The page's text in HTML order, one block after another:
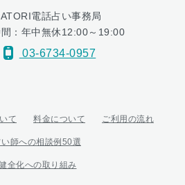
電話占い事務局
：年中無休12:00～19:00
03-6734-0957
て 料金について ご利用の流れ
い師への相談例50選
全化への取り組み